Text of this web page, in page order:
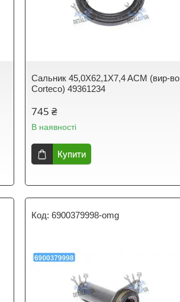
Сальник 45,0X62,1X7,4 ACM (вир-во
Corteco) 49361234
745 ₴
В наявності
Купити
6900379998-omg